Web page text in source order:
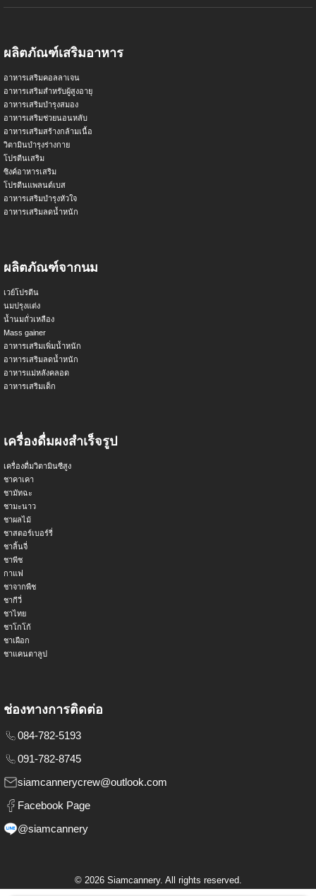
ผลิตภัณฑ์เสริมอาหาร
อาหารเสริมคอลลาเจน
อาหารเสริมสำหรับผู้สูงอายุ
อาหารเสริมบำรุงสมอง
อาหารเสริมช่วยนอนหลับ
อาหารเสริมสร้างกล้ามเนื้อ
วิตามินบำรุงร่างกาย
โปรตีนเสริม
ซิงค์อาหารเสริม
โปรตีนแพลนต์เบส
อาหารเสริมบำรุงหัวใจ
อาหารเสริมลดน้ำหนัก
ผลิตภัณฑ์จากนม
เวย์โปรตีน
นมปรุงแต่ง
น้ำนมถั่วเหลือง
Mass gainer
อาหารเสริมเพิ่มน้ำหนัก
อาหารเสริมลดน้ำหนัก
อาหารแม่หลังคลอด
อาหารเสริมเด็ก
เครื่องดื่มผงสำเร็จรูป
เครื่องดื่มวิตามินซีสูง
ชาคาเคา
ชามัทฉะ
ชามะนาว
ชาผลไม้
ชาสตอร์เบอร์รี่
ชาลิ้นจี่
ชาพีช
กาแฟ
ชาจากพืช
ชากีวี่
ชาไทย
ชาโกโก้
ชาเผือก
ชาแคนตาลูป
ช่องทางการติดต่อ
084-782-5193
091-782-8745
siamcannerycrew@outlook.com
Facebook Page
@siamcannery
© 2026Siamcannery. All rights reserved.